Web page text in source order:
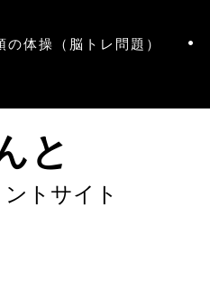
の体操（脳トレ問題）
と
トサイト